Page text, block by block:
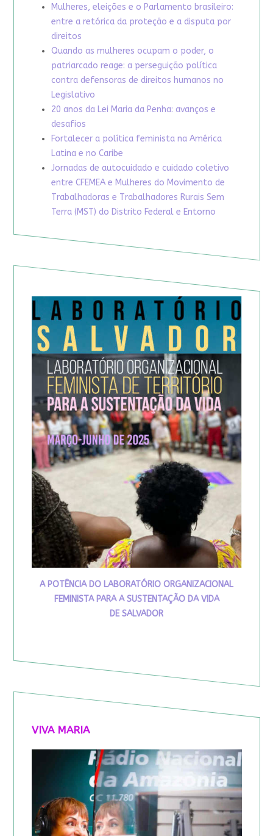
Mulheres, eleições e o Parlamento brasileiro:
entre a retórica da proteção e a disputa por
direitos
Quando as mulheres ocupam o poder, o
patriarcado reage: a perseguição política
contra defensoras de direitos humanos no
Legislativo
20 anos da Lei Maria da Penha: avanços e
desafios
Fortalecer a política feminista na América
Latina e no Caribe
Jornadas de autocuidado e cuidado coletivo
entre CFEMEA e Mulheres do Movimento de
Trabalhadoras e Trabalhadores Rurais Sem
Terra (MST) do Distrito Federal e Entorno
A POTÊNCIA DO LABORATÓRIO ORGANIZACIONAL
FEMINISTA PARA A SUSTENTAÇÃO DA VIDA
DE SALVADOR
VIVA MARIA